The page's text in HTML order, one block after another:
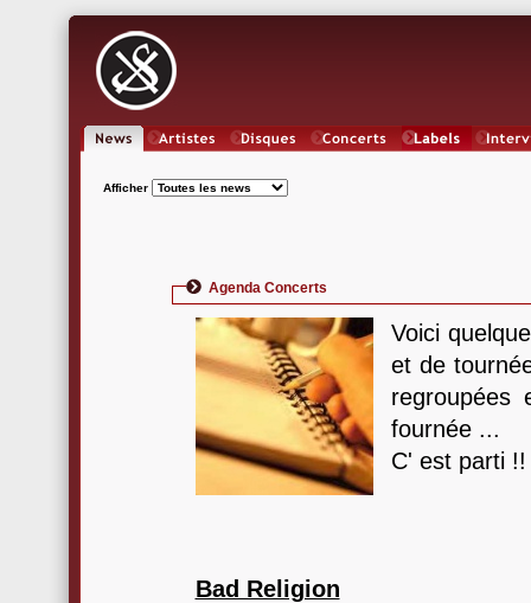
Afficher
Agenda Concerts
Voici
et de
regroupées
fournée ...
C' est parti !!
Bad Religion